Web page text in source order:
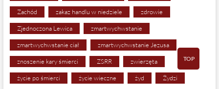
Zachód zakaz handlu w niedziele zdrowie
Zjednoczona Lewica zmartwychwstanie
zmartwychwstanie ciał zmartwychwstanie Jezusa
znoszenie kary śmierci ZSRR zwierzęta
życie po śmierci życie wieczne żyd Żydzi
TOP